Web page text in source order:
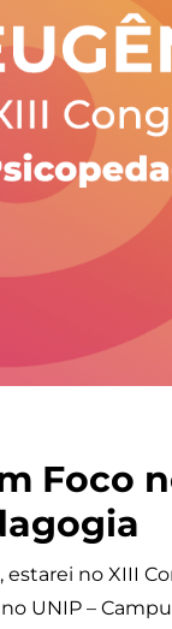
Foco
estarei no XIII
UNIP –